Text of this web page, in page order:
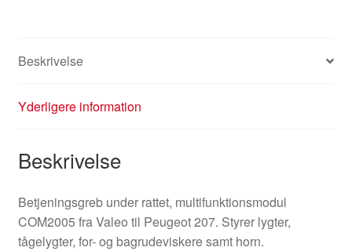
Beskrivelse
Yderligere information
Beskrivelse
Betjeningsgreb under rattet, multifunktionsmodul
COM2005 fra Valeo til Peugeot 207. Styrer lygter,
tågelygter, for- og bagrudeviskere samt horn.